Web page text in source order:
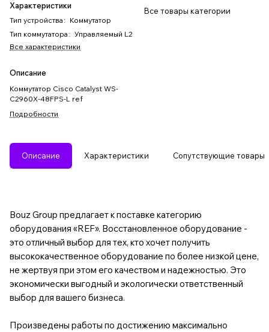
Характеристики
Тип устройства : Коммутатор
Тип коммутатора : Управляемый L2
Все характеристики
Описание
Коммутатор Cisco Catalyst WS-
C2960X-48FPS-L ref
Подробности
Все товары категории
Описание Характеристики Сопутствующие товары
Bouz Group предлагает к поставке категорию
оборудования «REF». Восстановленное оборудование -
это отличный выбор для тех, кто хочет получить
высококачественное оборудование по более низкой цене,
не жертвуя при этом его качеством и надежностью. Это
экономически выгодный и экологически ответственный
выбор для вашего бизнеса.
Произведены работы по достижению максимально